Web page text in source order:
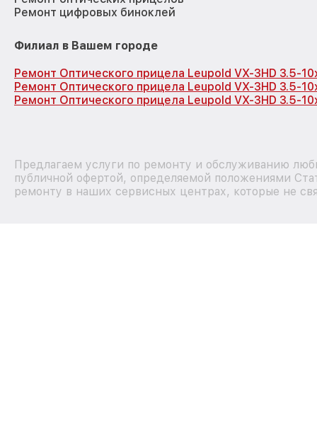
Ремонт цифровых биноклей
Филиал в Вашем городе
Ремонт Оптического прицела Leupold VX-3HD 3.5-
Ремонт Оптического прицела Leupold VX-3HD 3.5-
Ремонт Оптического прицела Leupold VX-3HD 3.5-
Предлагаем услуги по ремонту и обслуживанию
публичной офертой, определяемой положениями
ремонту в наших сервисных центрах, которые не